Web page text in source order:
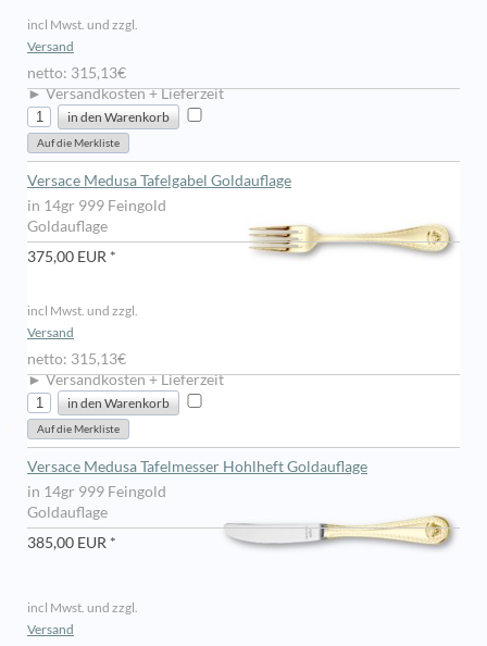
incl Mwst. und zzgl.
Versand
netto: 315,13€
► Versandkosten + Lieferzeit
Versace Medusa Tafelgabel Goldauflage
in 14gr 999 Feingold
Goldauflage
375,00 EUR *
incl Mwst. und zzgl.
Versand
netto: 315,13€
► Versandkosten + Lieferzeit
Versace Medusa Tafelmesser Hohlheft Goldauflage
in 14gr 999 Feingold
Goldauflage
385,00 EUR *
incl Mwst. und zzgl.
Versand